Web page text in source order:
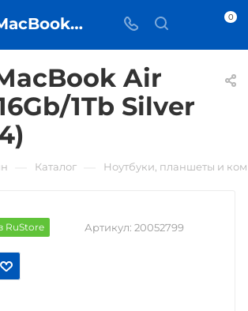
Apple MacBook Air 13" M5 16Gb/1Tb Silver (MDH84) • купить в Самаре - iЧехол 0
Air
1Tb Silver
Каталог Ноутбуки, планшеты и
RuStore Артикул: 20052799